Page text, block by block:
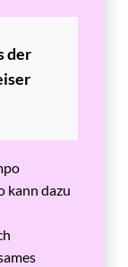
der
kann dazu